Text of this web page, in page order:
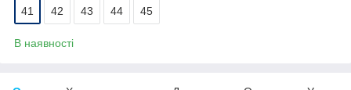
41 42 43 44 45
В наявності